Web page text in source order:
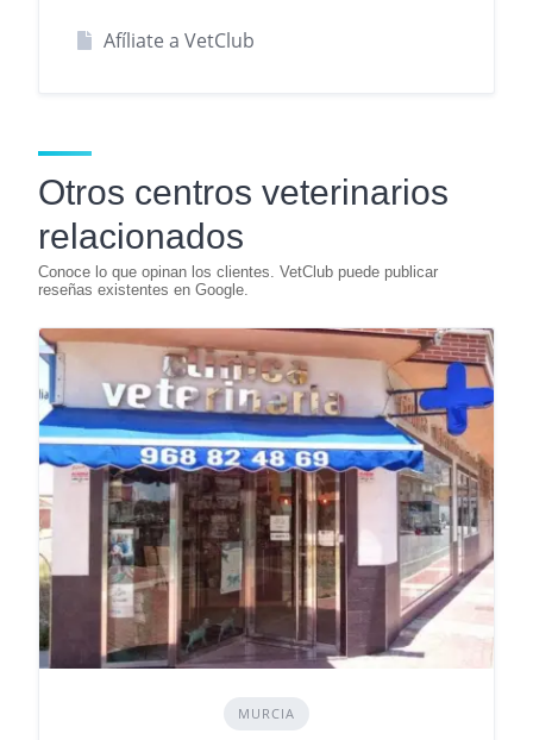
Afíliate a VetClub
Otros centros veterinarios
relacionados
MURCIA